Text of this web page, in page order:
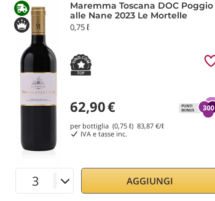
Maremma Toscana DOC Poggio
alle Nane 2023 Le Mortelle
0,75 ℓ
62,90€
per bottiglia (0,75 ℓ) 83,87 €/ℓ
IVA e tasse inc.
AGGIUNGI